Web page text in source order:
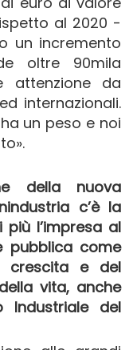
al 2020 -
un incremento
oltre 90mila
attenzione da
internazionali.
un peso e noi
della nuova
c’è la
l’impresa al
pubblica come
crescita e del
vita, anche
Industriale del